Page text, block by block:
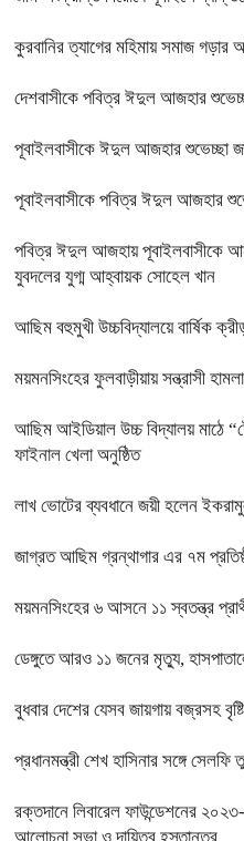
কুরবানির ত্যাগের মহিমায় সমাজ গড়ার
দেশবাসীকে পবিত্র ঈদুল আজহার
পূবাইলবাসীকে ঈদুল আজহার শুভেচ্ছা
পূবাইলবাসীকে পবিত্র ঈদুল আজহার
পবিত্র ঈদুল আজহায় পূবাইলবাসীকে
যুবদলের যুগ্ম আহ্বায়ক সোহেল খান
আছিম বহুমুখী উচ্চবিদ্যালয়ে বার্ষিক
ময়মনসিংহের ফুলবাড়ীয়ায় সন্ত্রাসী
আছিম আইডিয়াল উচ্চ বিদ্যালয় মাঠে
ফাইনাল খেলা অনুষ্ঠিত
লাখ ভোটের ব্যবধানে জয়ী হলেন
জাগ্রত আছিম গ্রন্থাগার এর ৭ম
ময়মনসিংহের ৬ আসনে ১১ স্বতন্ত্র
ডেঙ্গুতে আরও ১১ জনের মৃত্যু,
বুধবার দেশের যেসব জায়গায় বজ্রসহ
প্রধানমন্ত্রী শেখ হাসিনার সঙ্গে
রক্তদানে লিবারেল ফাউন্ডেশনের